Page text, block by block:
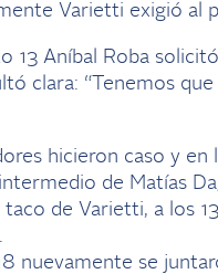
Varietti exigió al
13 Aníbal Roba
clara: “Tenemos
hicieron caso y
de Matías
de Varietti, a los
nuevamente se